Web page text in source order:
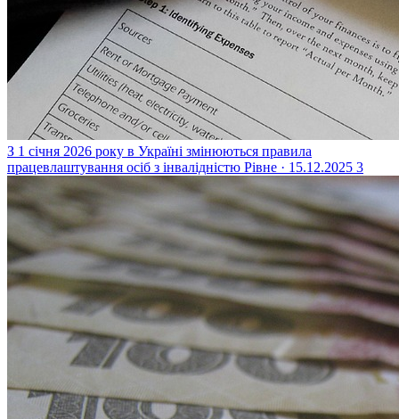
З 1 січня 2026 року в Україні змінюються правила
працевлаштування осіб з інвалідністю Рівне · 15.12.2025 3